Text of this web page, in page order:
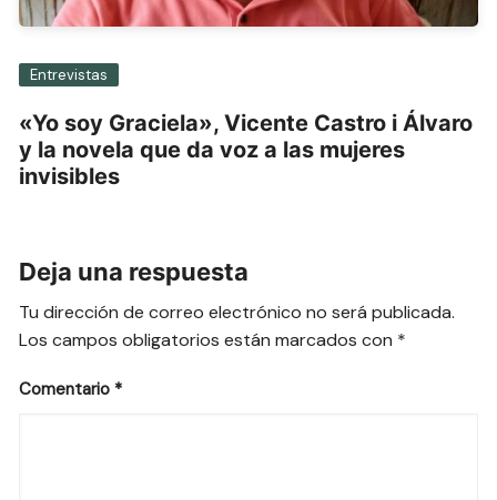
Entrevistas
«Yo soy Graciela», Vicente Castro i Álvaro
y la novela que da voz a las mujeres
invisibles
Deja una respuesta
Tu dirección de correo electrónico no será publicada.
Los campos obligatorios están marcados con *
Comentario *